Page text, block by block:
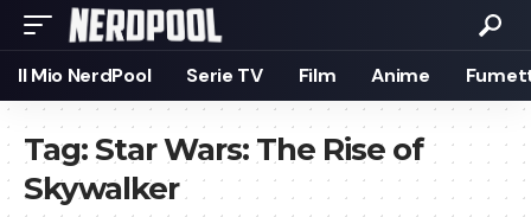
Il Mio NerdPool Serie TV Film Anime
Tag:Star Wars: The Rise of
Skywalker